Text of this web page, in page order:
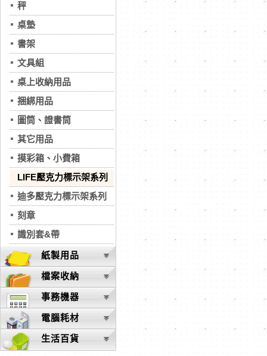
秤
桌墊
書架
文具組
桌上收納用品
捆綁用品
圖筒、證書筒
其它用品
摸彩箱、小費箱
LIFE壓克力標示架系列
迪多壓克力標示架系列
刻章
識別套&帶
紙製用品
檔案收納
事務機器
電腦耗材
生活百貨